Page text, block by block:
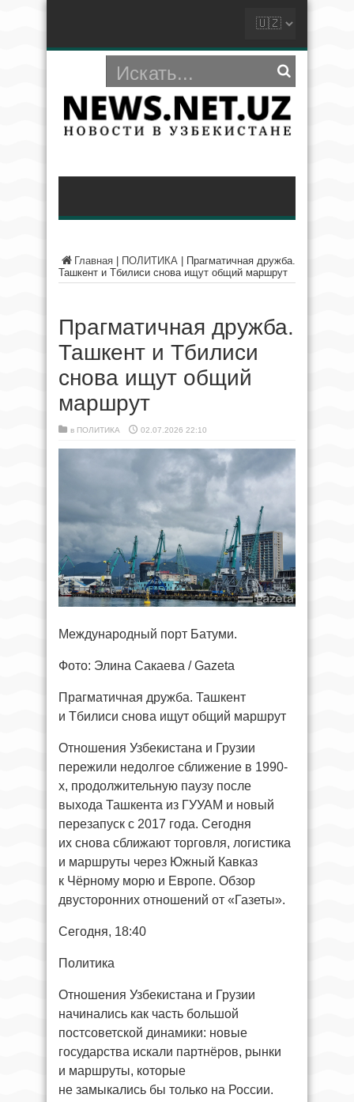
Главная ПОЛИТИКА
Прагматичная дружба.
Ташкент и Тбилиси снова ищут общий маршрут
Прагматичная дружба.
Ташкент и Тбилиси
снова ищут общий
маршрут
в ПОЛИТИКА 02.07.2026 22:10
Международный порт Батуми.
Фото: Элина Сакаева / Gazeta
Прагматичная дружба. Ташкент
и Тбилиси снова ищут общий маршрут
Отношения Узбекистана и Грузии
пережили недолгое сближение в 1990-
х, продолжительную паузу после
выхода Ташкента из ГУУАМ и новый
перезапуск с 2017 года. Сегодня
их снова сближают торговля, логистика
и маршруты через Южный Кавказ
к Чёрному морю и Европе. Обзор
двусторонних отношений от «Газеты».
Сегодня, 18:40
Политика
Отношения Узбекистана и Грузии
начинались как часть большой
постсоветской динамики: новые
государства искали партнёров, рынки
и маршруты, которые
не замыкались бы только на России.